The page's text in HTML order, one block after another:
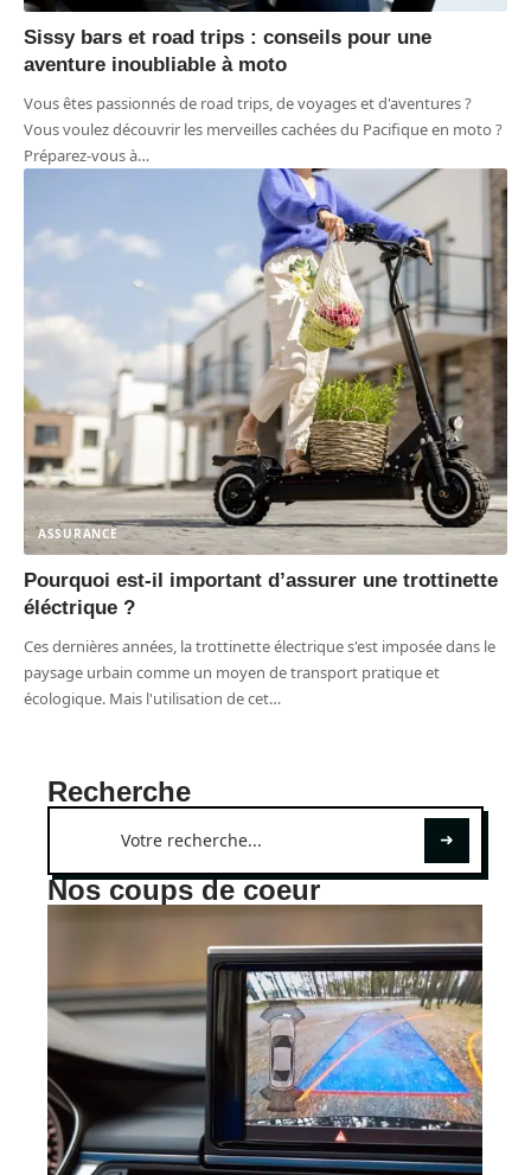
Sissy bars et road trips : conseils pour une
aventure inoubliable à moto
Vous êtes passionnés de road trips, de voyages et d'aventures ?
Vous voulez découvrir les merveilles cachées du Pacifique en moto ?
Préparez-vous à…
ASSURANCE
Pourquoi est-il important d’assurer une trottinette
éléctrique ?
Ces dernières années, la trottinette électrique s'est imposée dans le
paysage urbain comme un moyen de transport pratique et
écologique. Mais l'utilisation de cet…
Recherche
Nos coups de coeur